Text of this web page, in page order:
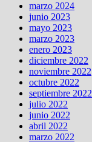
marzo 2024
junio 2023
mayo 2023
marzo 2023
enero 2023
diciembre 2022
noviembre 2022
octubre 2022
septiembre 2022
julio 2022
junio 2022
abril 2022
marzo 2022